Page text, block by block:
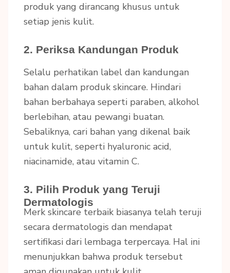
produk yang dirancang khusus untuk
setiap jenis kulit.
2. Periksa Kandungan Produk
Selalu perhatikan label dan kandungan
bahan dalam produk skincare. Hindari
bahan berbahaya seperti paraben, alkohol
berlebihan, atau pewangi buatan.
Sebaliknya, cari bahan yang dikenal baik
untuk kulit, seperti hyaluronic acid,
niacinamide, atau vitamin C.
3. Pilih Produk yang Teruji
Dermatologis
Merk skincare terbaik biasanya telah teruji
secara dermatologis dan mendapat
sertifikasi dari lembaga terpercaya. Hal ini
menunjukkan bahwa produk tersebut